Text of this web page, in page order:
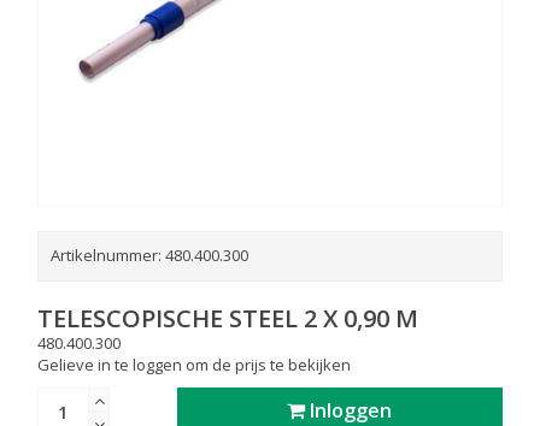
Artikelnummer: 480.400.300
TELESCOPISCHE STEEL 2 X 0,90 M
480.400.300
Gelieve in te loggen om de prijs te bekijken
Inloggen